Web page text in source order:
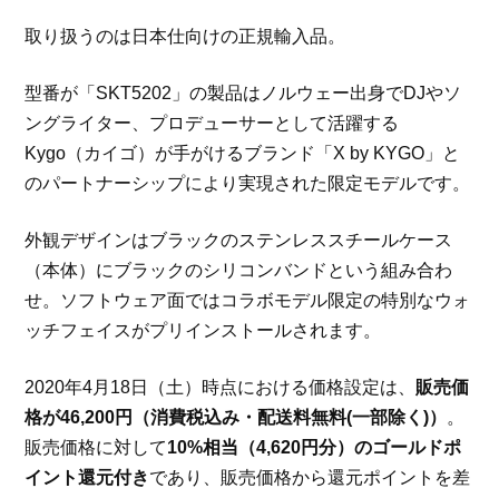
取り扱うのは日本仕向けの正規輸入品。
型番が「SKT5202」の製品はノルウェー出身でDJやソ
ングライター、プロデューサーとして活躍する
Kygo（カイゴ）が手がけるブランド「X by KYGO」と
のパートナーシップにより実現された限定モデルです。
外観デザインはブラックのステンレススチールケース
（本体）にブラックのシリコンバンドという組み合わ
せ。ソフトウェア面ではコラボモデル限定の特別なウォ
ッチフェイスがプリインストールされます。
2020年4月18日（土）時点における価格設定は、 販売価
格が46,200円（消費税込み・配送料無料(一部除く)） 。
販売価格に対して10%相当（4,620円分）のゴールドポ
イント還元付きであり、販売価格から還元ポイントを差